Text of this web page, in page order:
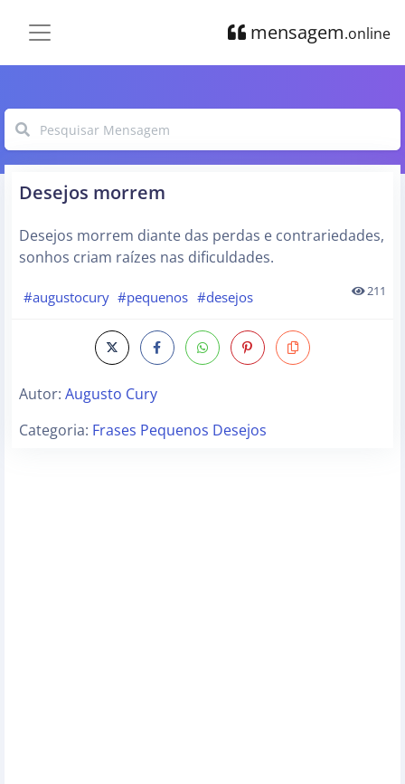
mensagem.online
Desejos morrem
Desejos morrem diante das perdas e contrariedades,
sonhos criam raízes nas dificuldades.
#augustocury #pequenos #desejos 211
Autor: Augusto Cury
Categoria: Frases Pequenos Desejos